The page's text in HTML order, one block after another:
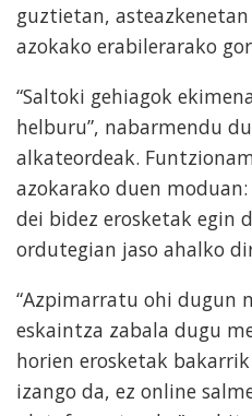
guztietan,
azokako erabilerarako
“Saltoki gehiagok
helburu”, nabarmendu
alkateordeak.
azokarako duen
dei bidez erosketak egin
ordutegian jaso ahalko
“Azpimarratu ohi dugun
eskaintza zabala dugu
horien erosketak
izango da, ez online